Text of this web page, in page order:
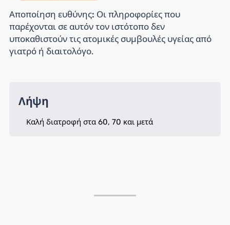
Αποποίηση ευθύνης: Οι πληροφορίες που
παρέχονται σε αυτόν τον ιστότοπο δεν
υποκαθιστούν τις ατομικές συμβουλές υγείας από
γιατρό ή διαιτολόγο.
Λήψη
Καλή διατροφή στα 60, 70 και μετά